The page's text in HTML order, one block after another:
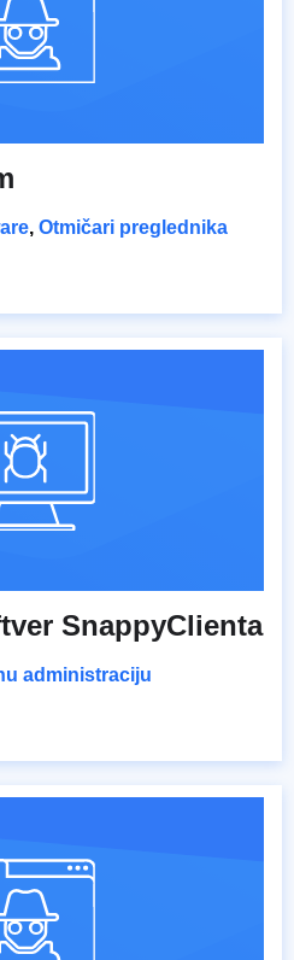
, Otmičari preglednika
SnappyClienta
administraciju